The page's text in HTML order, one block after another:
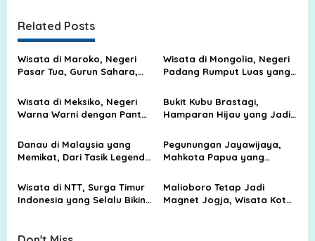
t
n
a
v
i
g
t
o
Related Posts
Wisata di Maroko, Negeri
Pasar Tua, Gurun Sahara,
Wisata di Mongolia, Negeri
Padang Rumput Luas yang
Lebih Dekat
Wisata di Meksiko, Negeri
Warna Warni dengan Pantai
Peradaban Kuno
Bukit Kubu Brastagi,
Hamparan Hijau yang Jadi
Keluarga
Danau di Malaysia yang
Memikat, Dari Tasik Legenda
Hutan
Pegunungan Jayawijaya,
Mahkota Papua yang
Cerita Alam
Wisata di NTT, Surga Timur
Indonesia yang Selalu Bikin
Malioboro Tetap Jadi
Magnet Jogja, Wisata Kota